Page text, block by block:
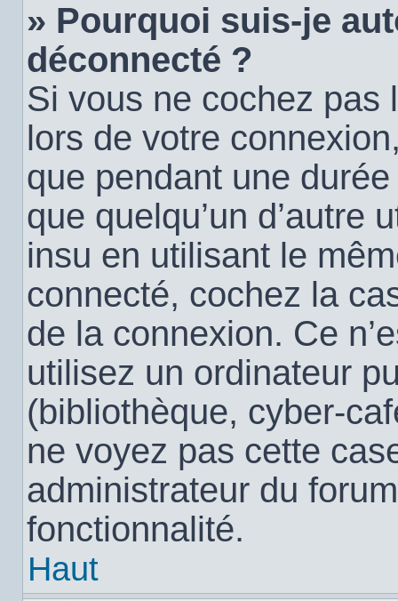
» Pourquoi suis-je
déconnecté ?
Si vous ne cochez
lors de votre
que pendant une
que quelqu’un d’autre
insu en utilisant le
connecté, cochez la
de la connexion. Ce
utilisez un ordinateur
(bibliothèque, cyber-
ne voyez pas cette
administrateur du
fonctionnalité.
Haut